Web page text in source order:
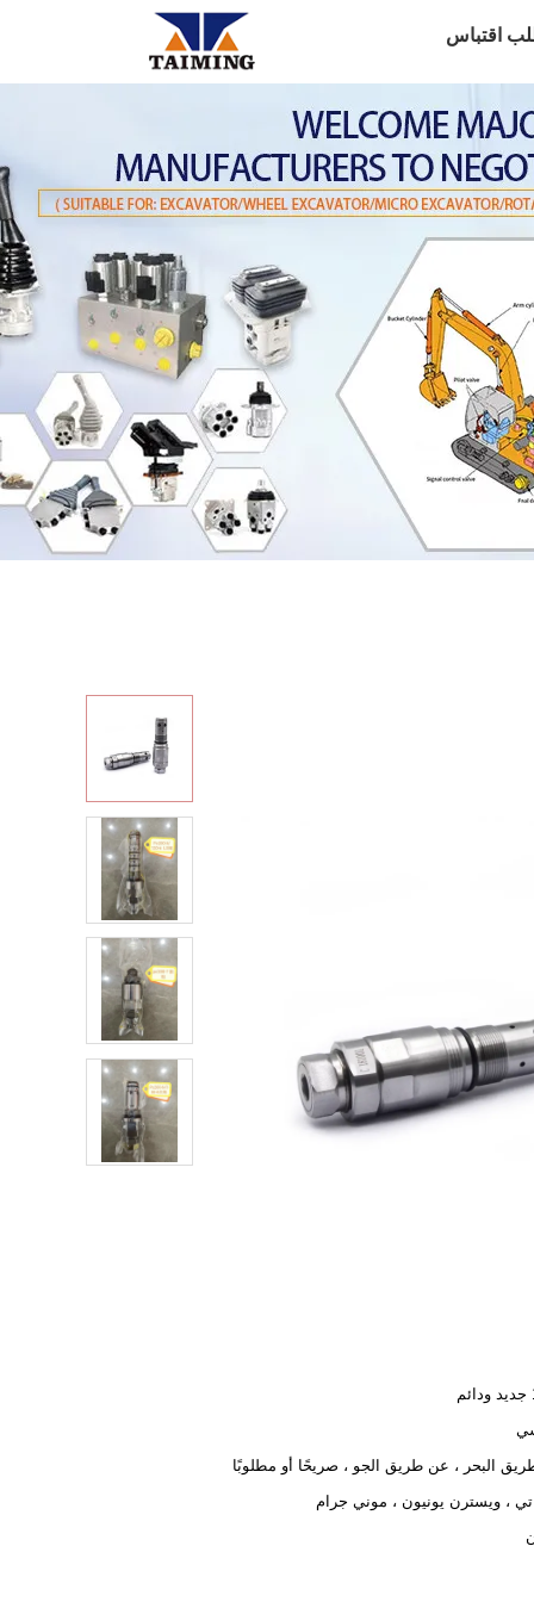
اقتباس
البحر ، عن طريق الجو ، صريحًا أو مطلوبًا
، ويسترن يونيون ، موني جرام